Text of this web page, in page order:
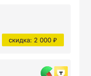
скидка: 2 000 ₽